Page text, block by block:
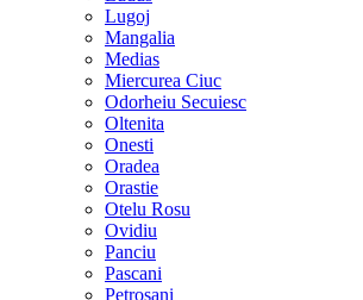
Lugoj
Mangalia
Medias
Miercurea Ciuc
Odorheiu Secuiesc
Oltenita
Onesti
Oradea
Orastie
Otelu Rosu
Ovidiu
Panciu
Pascani
Petrosani